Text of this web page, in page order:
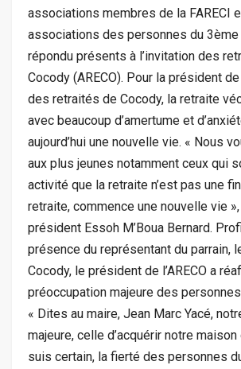
associations membres de la FARECI
associations des personnes du 3ème
répondu présents à l’invitation des
Cocody (ARECO). Pour la président
des retraités de Cocody, la retraite
avec beaucoup d’amertume et
aujourd’hui une nouvelle vie. « Nous
aux plus jeunes notamment ceux qui
activité que la retraite n’est pas une
retraite, commence une nouvelle vie
président Essoh M’Boua Bernard.
présence du représentant du parrain,
Cocody, le président de l’ARECO a
préoccupation majeure des
« Dites au maire, Jean Marc Yacé,
majeure, celle d’acquérir notre maison
suis certain, la fierté des personnes